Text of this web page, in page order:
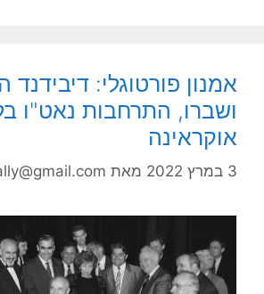
אמנון פורטוגלי: דיבידנד
ושברו, התרחבות נאט"ו
אוקראינה
3 במרץ 2022 מאת